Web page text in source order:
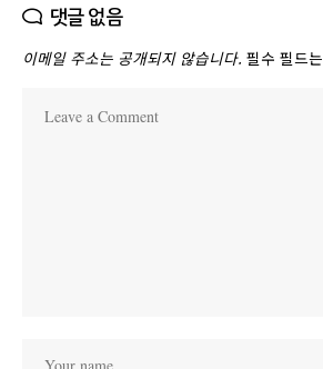
댓글 없음
이메일 주소는 공개되지 않습니다. 필수 필드는